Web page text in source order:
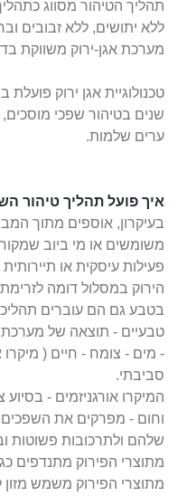
תהליך הטיהור מסווג
ללא יתושים, ללא זבובים
מערכת אגן-ירוק משווקת
טכנולוגיית אגן ירוק
שנים בטיהור שפכי
ערים שלמות.
איך פועל תהליך טיהור
בעיקרון, אוספים מתוך
משומשים או מי ביוב
פעילות עיסקית או
הירוק במסלול דומה
בטבע גם הם עוברים
טבעיים - תוצאה של מערכת
- מים - צומח - חיים ( מיקרו
סביבתי.
המיקרו אורגניזמים -
וחום - מפרקים את
שלהם ולתרכובות פשוטות
מתוצרי הפירוק מתנדפים
מתוצרי הפירוק משמש מזון